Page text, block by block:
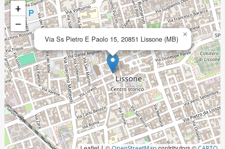
Via Ss Pietro E Paolo 15, 20851 Lissone (MB) ×
+
−